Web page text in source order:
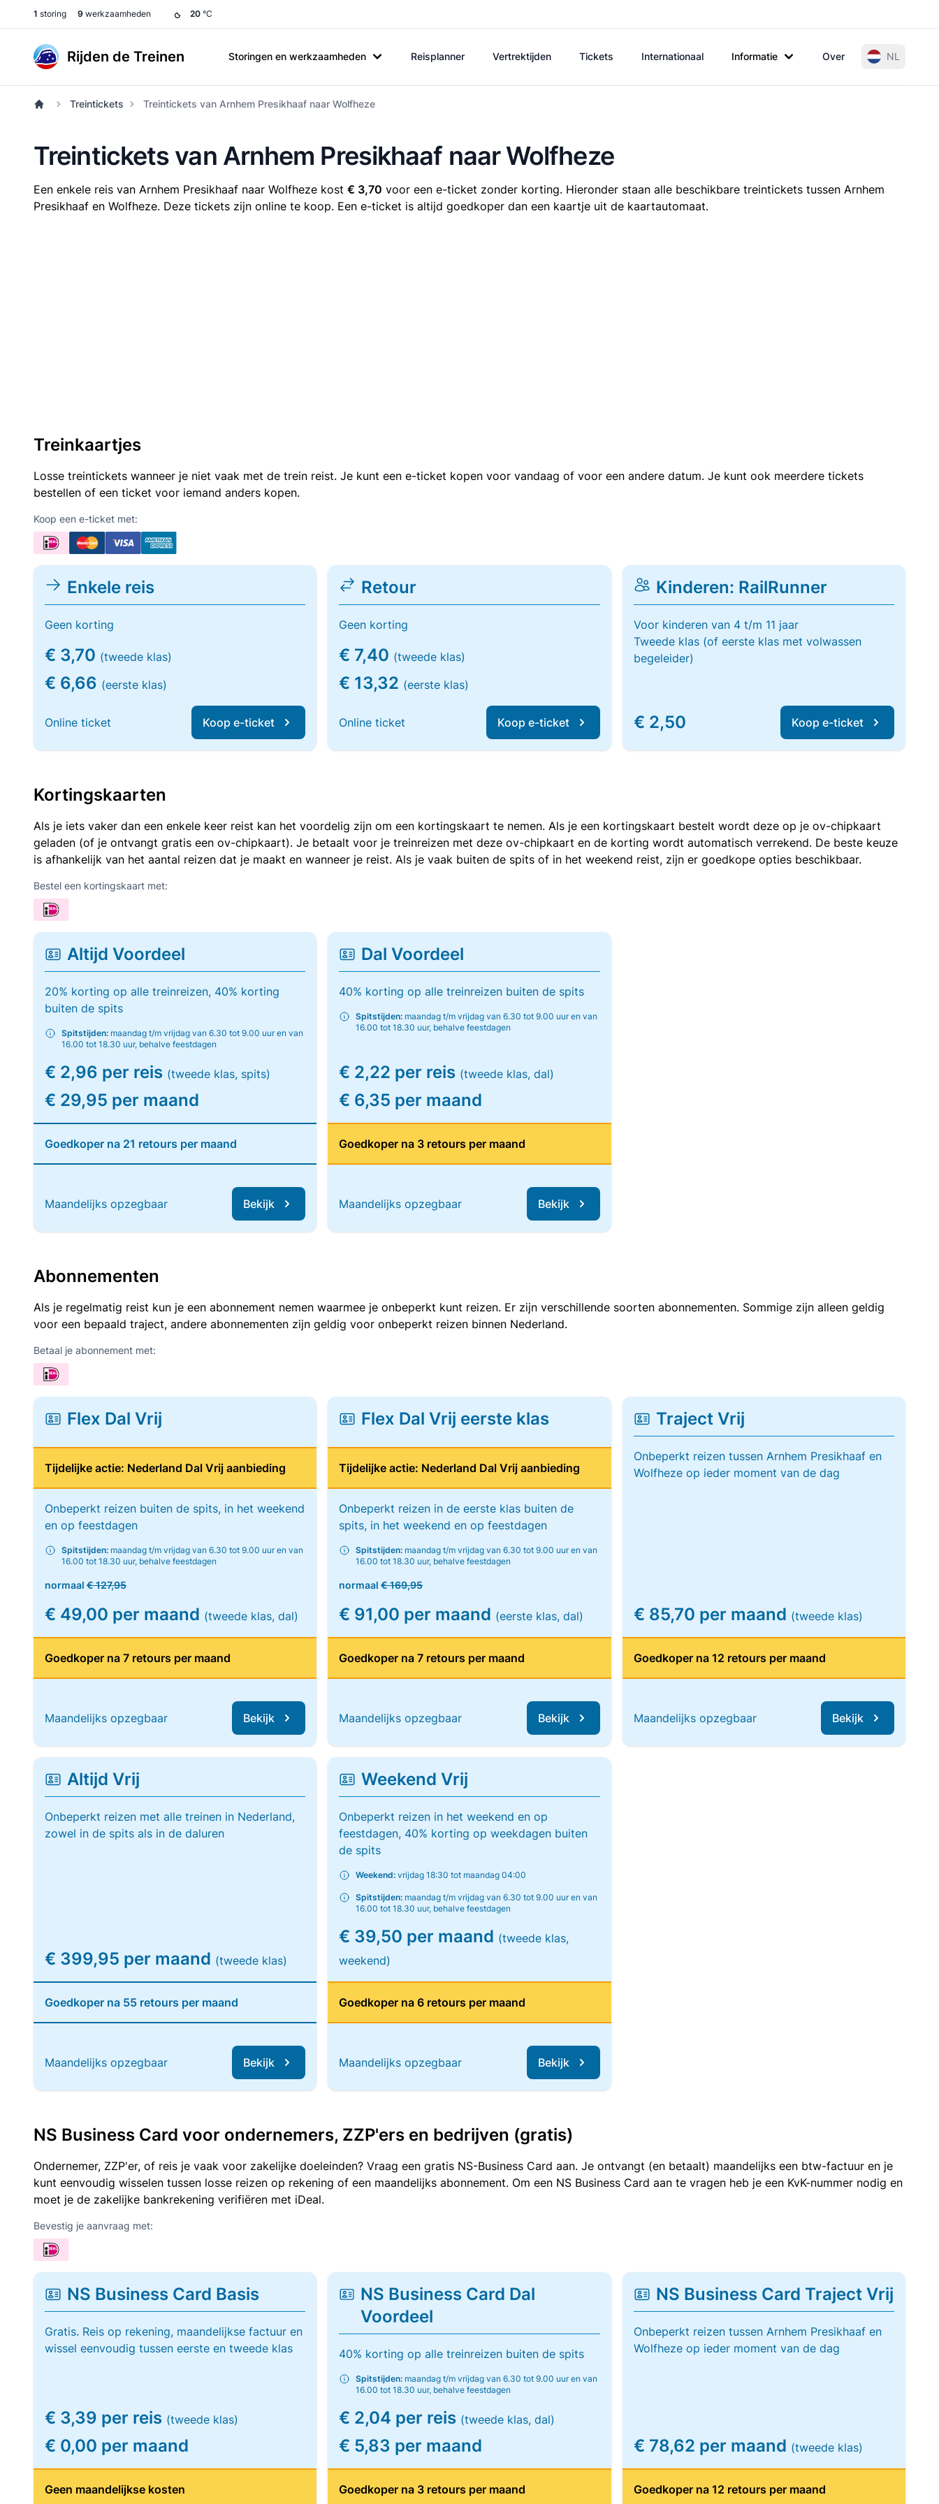
1 storing 9 werkzaamheden 20 °C
Rijden de Treinen Storingen en werkzaamheden Reisplanner Vertrektijden Tickets Internationaal Informatie Over NL
Treintickets Treintickets van Arnhem Presikhaaf naar Wolfheze
Treintickets van Arnhem Presikhaaf naar Wolfheze
Een enkele reis van Arnhem Presikhaaf naar Wolfheze kost € 3,70 voor een e-ticket zonder korting. Hieronder staan alle beschikbare treintickets tussen Arnhem
Presikhaaf en Wolfheze. Deze tickets zijn online te koop. Een e-ticket is altijd goedkoper dan een kaartje uit de kaartautomaat.
Treinkaartjes
Losse treintickets wanneer je niet vaak met de trein reist. Je kunt een e-ticket kopen voor vandaag of voor een andere datum. Je kunt ook meerdere tickets
bestellen of een ticket voor iemand anders kopen.
Koop een e-ticket met:
Enkele reis
Geen korting
€ 3,70 (tweede klas)
€ 6,66 (eerste klas)
Online ticket Koop e-ticket
Retour
Geen korting
€ 7,40 (tweede klas)
€ 13,32 (eerste klas)
Online ticket Koop e-ticket
Kinderen: RailRunner
Voor kinderen van 4 t/m 11 jaar
Tweede klas (of eerste klas met volwassen
begeleider)
€ 2,50 Koop e-ticket
Kortingskaarten
Als je iets vaker dan een enkele keer reist kan het voordelig zijn om een kortingskaart te nemen. Als je een kortingskaart bestelt wordt deze op je ov-chipkaart
geladen (of je ontvangt gratis een ov-chipkaart). Je betaalt voor je treinreizen met deze ov-chipkaart en de korting wordt automatisch verrekend. De beste keuze
is afhankelijk van het aantal reizen dat je maakt en wanneer je reist. Als je vaak buiten de spits of in het weekend reist, zijn er goedkope opties beschikbaar.
Bestel een kortingskaart met:
Altijd Voordeel
20% korting op alle treinreizen, 40% korting
buiten de spits
Spitstijden: maandag t/m vrijdag van 6.30 tot 9.00 uur en van
16.00 tot 18.30 uur, behalve feestdagen
€ 2,96 per reis (tweede klas, spits)
€ 29,95 per maand
Goedkoper na 21 retours per maand
Maandelijks opzegbaar Bekijk
Dal Voordeel
40% korting op alle treinreizen buiten de spits
Spitstijden: maandag t/m vrijdag van 6.30 tot 9.00 uur en van
16.00 tot 18.30 uur, behalve feestdagen
€ 2,22 per reis (tweede klas, dal)
€ 6,35 per maand
Goedkoper na 3 retours per maand
Maandelijks opzegbaar Bekijk
Abonnementen
Als je regelmatig reist kun je een abonnement nemen waarmee je onbeperkt kunt reizen. Er zijn verschillende soorten abonnementen. Sommige zijn alleen geldig
voor een bepaald traject, andere abonnementen zijn geldig voor onbeperkt reizen binnen Nederland.
Betaal je abonnement met:
Flex Dal Vrij
Tijdelijke actie: Nederland Dal Vrij aanbieding
Onbeperkt reizen buiten de spits, in het weekend
en op feestdagen
Spitstijden: maandag t/m vrijdag van 6.30 tot 9.00 uur en van
16.00 tot 18.30 uur, behalve feestdagen
normaal € 127,95
€ 49,00 per maand (tweede klas, dal)
Goedkoper na 7 retours per maand
Maandelijks opzegbaar Bekijk
Flex Dal Vrij eerste klas
Tijdelijke actie: Nederland Dal Vrij aanbieding
Onbeperkt reizen in de eerste klas buiten de
spits, in het weekend en op feestdagen
Spitstijden: maandag t/m vrijdag van 6.30 tot 9.00 uur en van
16.00 tot 18.30 uur, behalve feestdagen
normaal€ 169,95
€ 91,00 per maand (eerste klas, dal)
Goedkoper na 7 retours per maand
Maandelijks opzegbaar Bekijk
Traject Vrij
Onbeperkt reizen tussen Arnhem Presikhaaf en
Wolfheze op ieder moment van de dag
€ 85,70 per maand (tweede klas)
Goedkoper na 12 retours per maand
Maandelijks opzegbaar Bekijk
Altijd Vrij
Onbeperkt reizen met alle treinen in Nederland,
zowel in de spits als in de daluren
€ 399,95 per maand (tweede klas)
Goedkoper na 55 retours per maand
Maandelijks opzegbaar Bekijk
Weekend Vrij
Onbeperkt reizen in het weekend en op
feestdagen, 40% korting op weekdagen buiten
de spits
Weekend: vrijdag 18:30 tot maandag 04:00
Spitstijden: maandag t/m vrijdag van 6.30 tot 9.00 uur en van
16.00 tot 18.30 uur, behalve feestdagen
€ 39,50 per maand (tweede klas,
weekend)
Goedkoper na 6 retours per maand
Maandelijks opzegbaar Bekijk
NS Business Card voor ondernemers, ZZP'ers en bedrijven (gratis)
Ondernemer, ZZP'er, of reis je vaak voor zakelijke doeleinden? Vraag een gratis NS-Business Card aan. Je ontvangt (en betaalt) maandelijks een btw-factuur en je
kunt eenvoudig wisselen tussen losse reizen op rekening of een maandelijks abonnement. Om een NS Business Card aan te vragen heb je een KvK-nummer nodig en
moet je de zakelijke bankrekening verifiëren met iDeal.
Bevestig je aanvraag met:
NS Business Card Basis
Gratis. Reis op rekening, maandelijkse factuur en
wissel eenvoudig tussen eerste en tweede klas
€ 3,39 per reis (tweede klas)
€ 0,00 per maand
Geen maandelijkse kosten
NS Business Card Dal
Voordeel
40% korting op alle treinreizen buiten de spits
Spitstijden: maandag t/m vrijdag van 6.30 tot 9.00 uur en van
16.00 tot 18.30 uur, behalve feestdagen
€ 2,04 per reis (tweede klas, dal)
€ 5,83 per maand
Goedkoper na 3 retours per maand
NS Business Card Traject Vrij
Onbeperkt reizen tussen Arnhem Presikhaaf en
Wolfheze op ieder moment van de dag
€ 78,62 per maand (tweede klas)
Goedkoper na 12 retours per maand